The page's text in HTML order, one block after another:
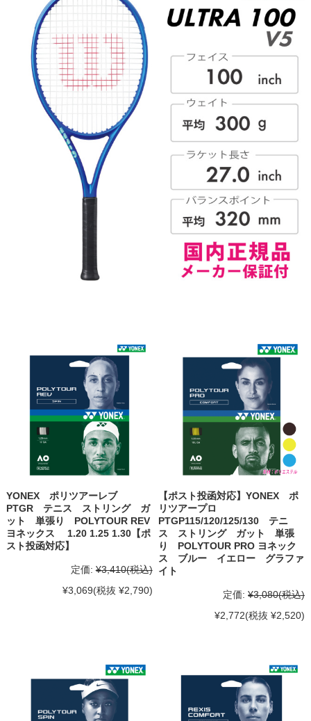
YONEX ポリツアーレブ
PTGR テニス ストリング ガ
ット 単張り POLYTOUR REV
ヨネックス 1.20 1.25 1.30【ポ
スト投函対応】
定価: ¥3,410(税込)
¥3,069(税抜 ¥2,790)
【ポスト投函対応】YONEX ポ
リツアープロ
PTGP115/120/125/130 テニ
ス ストリング ガット 単張
り POLYTOUR PRO ヨネック
ス ブルー イエロー グラファ
イト
定価: ¥3,080(税込)
¥2,772(税抜 ¥2,520)